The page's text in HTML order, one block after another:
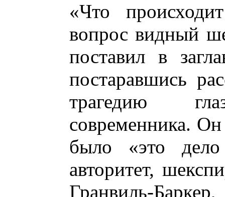
«Что
вопрос видный
поставил в
постаравшись
трагедию
современника. Он
было «это
авторитет,
Гранвиль-